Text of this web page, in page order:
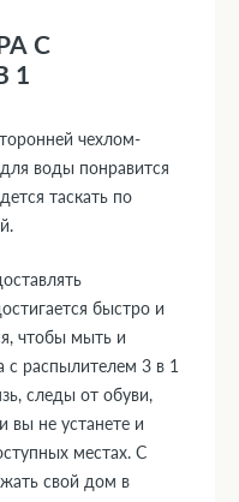
С
1
чехлом-
воды понравится
таскать по
быстро и
чтобы мыть и
с распылителем 3 в 1
следы от обуви,
вы не устанете и
местах. С
свой дом в